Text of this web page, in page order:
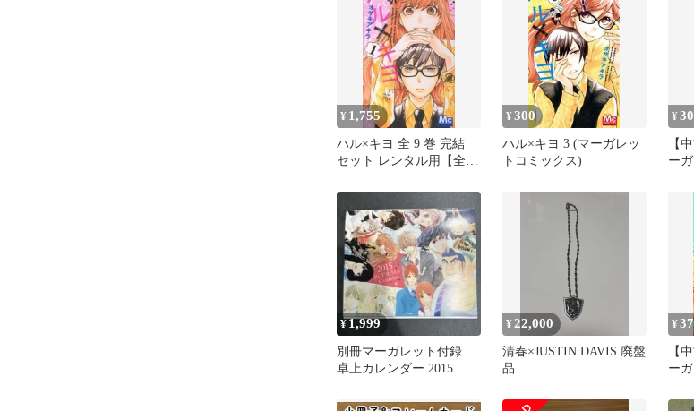
¥ 1,755
ハル×キヨ 全 9 巻 完結
セット レンタル用【全巻
古 Comic】レンタル落ち
¥300
ハル×キヨ 3 (マーガレッ
トコミックス)
¥
【
ー
¥1,999
別冊マーガレット付録
卓上カレンダー 2015
¥ 22,000
清春×JUSTIN DAVIS 廃盤
品
¥
【
ー